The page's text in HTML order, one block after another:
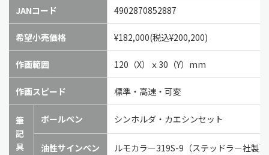
JANコード 4902870852887
希望小売価格 ¥182,000(税込¥200,200)
作画範囲 120（X）ｘ30（Y）mm
作画スピード 標準・高速・可変
筆
記
具
ボールペン シンホルダ・カエシンセット
油性サインペン ルモカラー319S-9（ステッドラー社製）